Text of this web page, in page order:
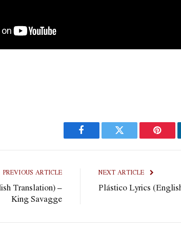
Facebook Twitter
PREVIOUS ARTICLE
Translation) –
King Savagge
NEXT ARTICLE
Plástico Lyrics